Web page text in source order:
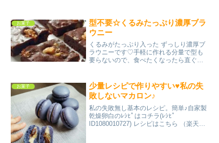
お菓子
型不要☆くるみたっぷり濃厚ブラ
ウニー
くるみがたっぷり入った ずっしり濃厚ブ
ラウニーです♡手軽に作れる分量で型も
要らないので、食べたくなったら直ぐに
(ブラック)バター牛乳薄力粉砂糖純ココ...
お菓子
少量レシピで作りやすい♥私の失
敗しないマカロン♪
私の失敗無し基本のレシピ。簡単♪自家製
乾燥卵白のﾚｼﾋﾟはコチラ(ﾚｼﾋﾟ
ID1080010727) レシピはこちら （楽天レ